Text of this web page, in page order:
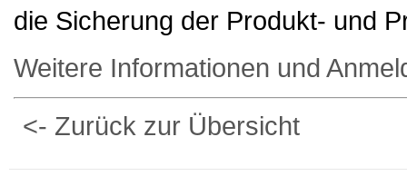
die Sicherung der Produkt- und
Weitere Informationen und
<- Zurück zur Übersicht